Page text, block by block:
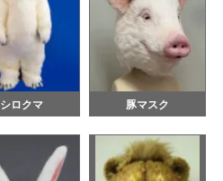
シロクマ 豚マスク